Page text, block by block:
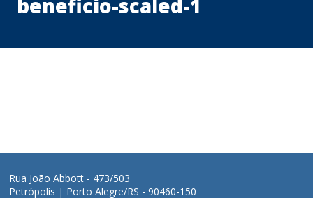
Profissionais
beneficio-scaled-1
Rua João Abbott - 473/503
Petrópolis | Porto Alegre/RS - 90460-150